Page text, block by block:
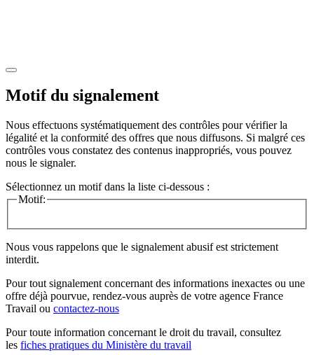
Motif du signalement
Nous effectuons systématiquement des contrôles pour vérifier la
légalité et la conformité des offres que nous diffusons. Si malgré ces
contrôles vous constatez des contenus inappropriés, vous pouvez
nous le signaler.
Sélectionnez un motif dans la liste ci-dessous :
Motif:
Nous vous rappelons que le signalement abusif est strictement
interdit.
Pour tout signalement concernant des informations inexactes ou une
offre déjà pourvue, rendez-vous auprès de votre agence France
Travail ou contactez-nous
Pour toute information concernant le droit du travail, consultez
les fiches pratiques du Ministère du travail